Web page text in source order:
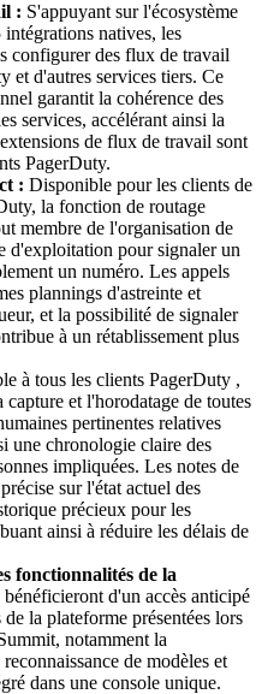
: S'appuyant sur l'écosystème
natives, les
configurer des flux de travail
et d'autres services tiers. Ce
garantit la cohérence des
services, accélérant ainsi la
de flux de travail sont
PagerDuty.
: Disponible pour les clients de
la fonction de routage
membre de l'organisation de
d'exploitation pour signaler un
un numéro. Les appels
plannings d'astreinte et
et la possibilité de signaler
à un rétablissement plus
à tous les clients PagerDuty ,
et l'horodatage de toutes
pertinentes relatives
une chronologie claire des
impliquées. Les notes de
sur l'état actuel des
précieux pour les
ainsi à réduire les délais de
fonctionnalités de la
d'un accès anticipé
la plateforme présentées lors
notamment la
de modèles et
dans une console unique.